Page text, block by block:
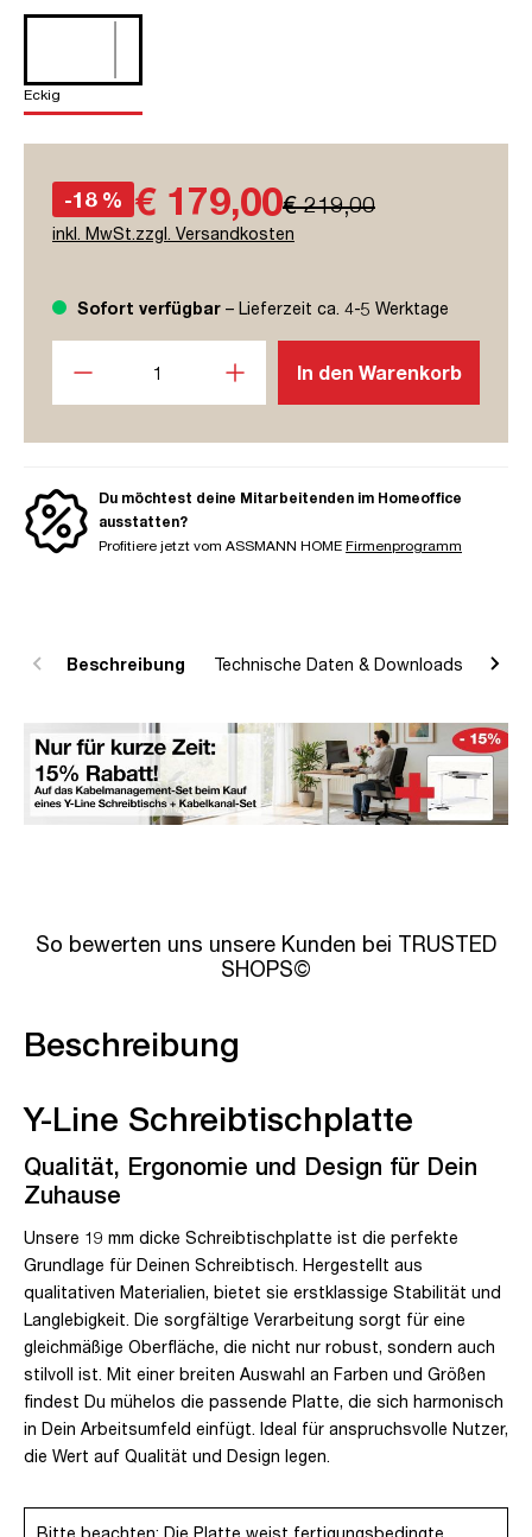
Eckig
-18 % € 179,00€ 219,00
inkl. MwSt.zzgl. Versandkosten
Sofort verfügbar – Lieferzeit ca. 4-5 Werktage
In den Warenkorb
Du möchtest deine Mitarbeitenden im Homeoffice
ausstatten?
Profitiere jetzt vom ASSMANN HOME Firmenprogramm
Beschreibung Technische Daten & Downloads
So bewerten uns unsere Kunden bei TRUSTED
SHOPS©
Beschreibung
Y-Line Schreibtischplatte
Qualität, Ergonomie und Design für Dein
Zuhause
Unsere 19 mm dicke Schreibtischplatte ist die perfekte
Grundlage für Deinen Schreibtisch. Hergestellt aus
qualitativen Materialien, bietet sie erstklassige Stabilität und
Langlebigkeit. Die sorgfältige Verarbeitung sorgt für eine
gleichmäßige Oberfläche, die nicht nur robust, sondern auch
stilvoll ist. Mit einer breiten Auswahl an Farben und Größen
findest Du mühelos die passende Platte, die sich harmonisch
in Dein Arbeitsumfeld einfügt. Ideal für anspruchsvolle Nutzer,
die Wert auf Qualität und Design legen.